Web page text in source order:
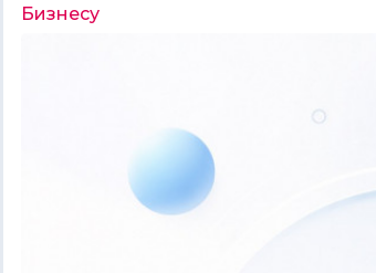
Бизнесу